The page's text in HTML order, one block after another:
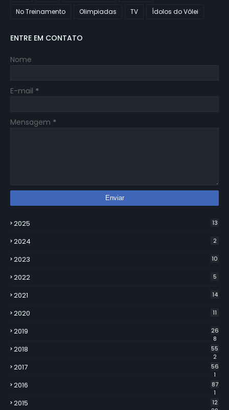
No Treinamento
Olimpiadas TV Ídolos do Vôlei
ENTRE EM CONTATO
Nome
E-mail *
Mensagem *
2025 13
2024 2
2023 10
2022 5
2021 14
2020 11
2019
26
8
2018
55
2
2017
56
1
2016
87
1
2015
12